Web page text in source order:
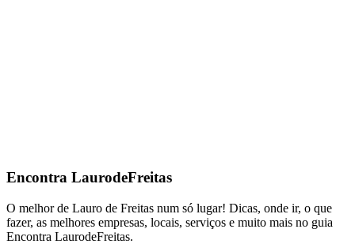
Encontra LaurodeFreitas
O melhor de Lauro de Freitas num só lugar! Dicas, onde ir, o que
fazer, as melhores empresas, locais, serviços e muito mais no guia
Encontra LaurodeFreitas.